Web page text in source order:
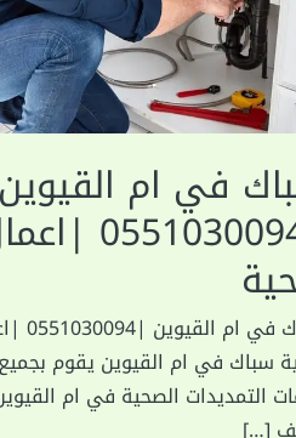
في ام القيوين
|0551030094
سباك
سباك في ام القيوين يقوم بجميع
التمديدات الصحية في ام
[…]